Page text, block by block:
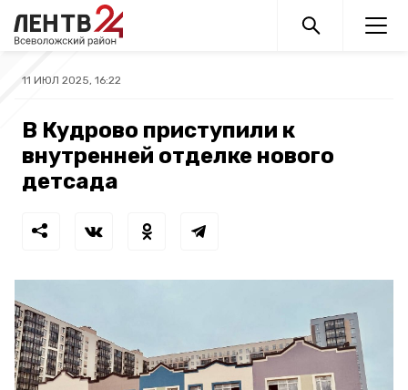
11 ИЮЛ 2025, 16:22
В Кудрово приступили к
внутренней отделке нового
детсада